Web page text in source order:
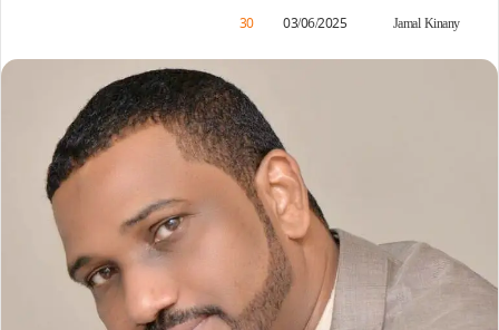
Jamal Kinany
ا
إ
ل
03/06/2025
30